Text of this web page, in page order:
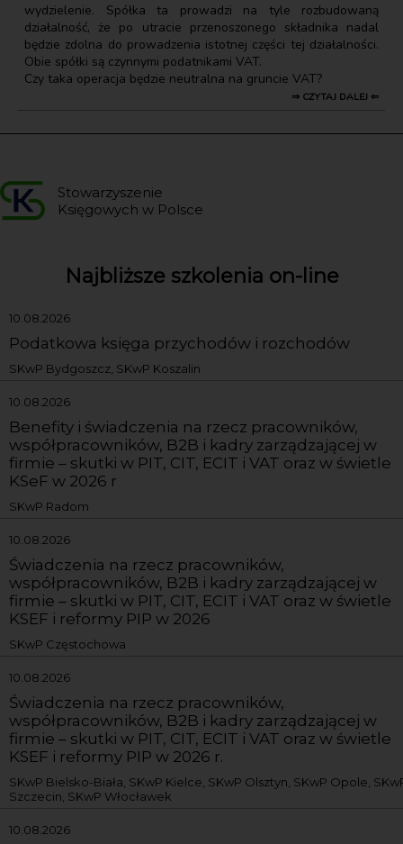
wydzielenie. Spółka ta prowadzi na tyle rozbudowaną
działalność, że po utracie przenoszonego składnika nadal
będzie zdolna do prowadzenia istotnej części tej działalności.
Obie spółki są czynnymi podatnikami VAT.
Czy taka operacja będzie neutralna na gruncie VAT?
⇒ CZYTAJ DALEJ ⇐
Stowarzyszenie
Księgowych w Polsce
Najbliższe szkolenia on-line
10.08.2026
Podatkowa księga przychodów i rozchodów
SKwP Bydgoszcz, SKwP Koszalin
10.08.2026
Benefity i świadczenia na rzecz pracowników,
współpracowników, B2B i kadry zarządzającej w
firmie – skutki w PIT, CIT, ECIT i VAT oraz w świetle
KSeF w 2026 r
SKwP Radom
10.08.2026
Świadczenia na rzecz pracowników,
współpracowników, B2B i kadry zarządzającej w
firmie – skutki w PIT, CIT, ECIT i VAT oraz w świetle
KSEF i reformy PIP w 2026
SKwP Częstochowa
10.08.2026
Świadczenia na rzecz pracowników,
współpracowników, B2B i kadry zarządzającej w
firmie – skutki w PIT, CIT, ECIT i VAT oraz w świetle
KSEF i reformy PIP w 2026 r.
SKwP Bielsko-Biała, SKwP Kielce, SKwP Olsztyn, SKwP Opole,
Szczecin, SKwP Włocławek
10.08.2026